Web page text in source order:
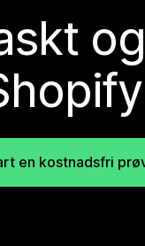
en kostnadsfri